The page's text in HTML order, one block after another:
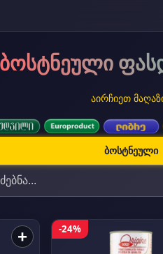
ბოსტნეული
აირჩიეთ
ბოსტნეული
+ -24%